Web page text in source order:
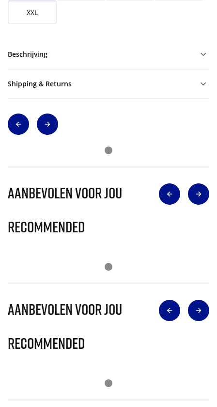
XXL
Beschrijving
Shipping & Returns
Aanbevolen voor jou
Recommended
Aanbevolen voor jou
Recommended